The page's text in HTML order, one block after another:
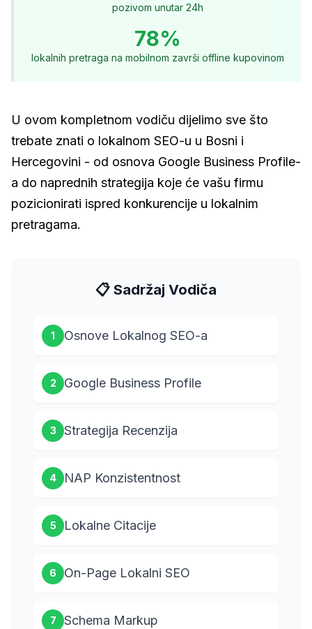
pozivom unutar 24h
78%
lokalnih pretraga na mobilnom završi offline kupovinom
U ovom kompletnom vodiču dijelimo sve što
trebate znati o lokalnom SEO-u u Bosni i
Hercegovini - od osnova Google Business Profile-
a do naprednih strategija koje će vašu firmu
pozicionirati ispred konkurencije u lokalnim
pretragama.
📋 Sadržaj Vodiča
1 Osnove Lokalnog SEO-a
2 Google Business Profile
3 Strategija Recenzija
4 NAP Konzistentnost
5 Lokalne Citacije
6 On-Page Lokalni SEO
7 Schema Markup